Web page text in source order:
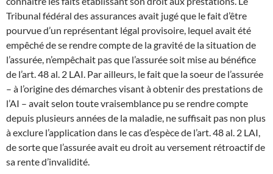
Tribunal fédéral des assurances avait jugé que le fait d’être
pourvue d’un représentant légal provisoire, lequel avait été
empêché de se rendre compte de la gravité de la situation de
l’assurée, n’empêchait pas que l’assurée soit mise au bénéfice
de l’art. 48 al. 2 LAI. Par ailleurs, le fait que la soeur de l’assurée
– à l’origine des démarches visant à obtenir des prestations de
l’AI – avait selon toute vraisemblance pu se rendre compte
depuis plusieurs années de la maladie, ne suffisait pas non plus
à exclure l’application dans le cas d’espèce de l’art. 48 al. 2 LAI,
de sorte que l’assurée avait eu droit au versement rétroactif de
sa rente d’invalidité.